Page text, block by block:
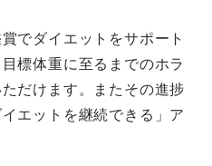
でダイエットをサポート
標体重に至るまでのホラ
だけます。またその進捗
エットを継続できる」ア